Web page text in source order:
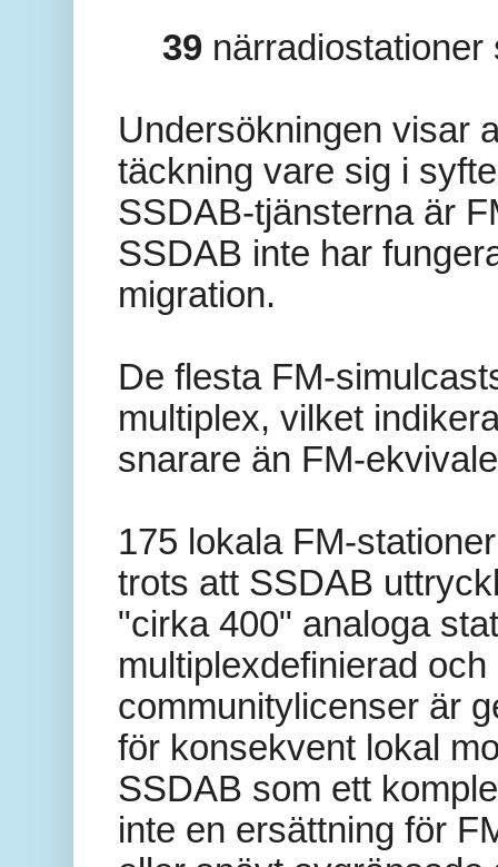
39
Undersökningen visar
täckning vare sig i
SSDAB-tjänsterna är
SSDAB inte har
migration.
De flesta FM-
multiplex, vilket
snarare än FM-
175 lokala FM-
trots att SSDAB
"cirka 400" analoga
multiplexdefinierad
communitylicenser är
för konsekvent lokal
SSDAB som ett
inte en ersättning för